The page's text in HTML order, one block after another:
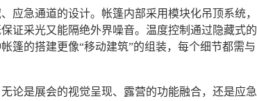
应急通道的设计。帐篷内部采用模块化吊顶系统，
证采光又能隔绝外界噪音。温度控制通过隐藏式的
篷的搭建更像“移动建筑”的组装，每个细节都需与
论是展会的视觉呈现、露营的功能融合，还是应急